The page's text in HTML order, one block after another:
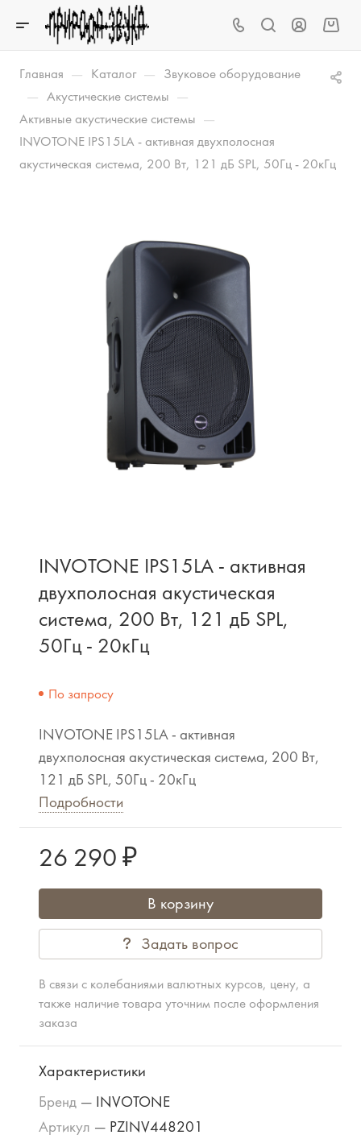
Главная — Каталог — Звуковое оборудование
— Акустические системы —
Активные акустические системы —
INVOTONE IPS15LA - активная двухполосная
акустическая система, 200 Вт, 121 дБ SPL, 50Гц - 20кГц
INVOTONE IPS15LA - активная
двухполосная акустическая
система, 200 Вт, 121 дБ SPL,
50Гц - 20кГц
По запросу
INVOTONE IPS15LA - активная
двухполосная акустическая система, 200 Вт,
121 дБ SPL, 50Гц - 20кГц
Подробности
26 290 ₽
В корзину
Задать вопрос
В связи с колебаниями валютных курсов, цену, а
также наличие товара уточним после оформления
заказа
Характеристики
Бренд — INVOTONE
Артикул — PZINV448201